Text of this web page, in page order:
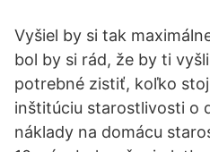
Vyšiel by si tak
bol by si rád, že by ti
potrebné zistiť, koľko
inštitúciu starostlivosti o
náklady na domácu